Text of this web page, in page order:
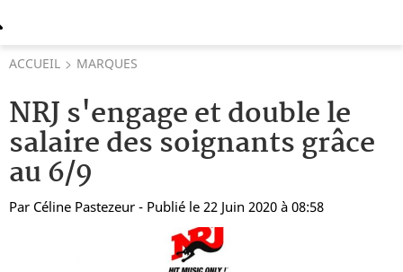
ACCUEIL MARQUES
NRJ s'engage et double le
salaire des soignants grâce
au 6/9
Par Céline Pastezeur - Publié le 22 Juin 2020 à 08:58